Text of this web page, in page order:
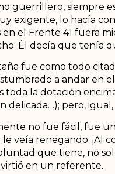
guerrillero, siempre
exigente, lo hacía
en el Frente 41 fuera
Él decía que tenía
fue como todo
a andar en
toda la dotación
delicada…); pero,
no fue fácil, fue
le veía renegando. ¡Al
que tiene, no
en un referente.